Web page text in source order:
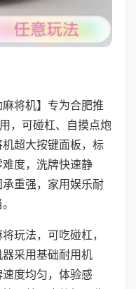
麻将机】专为合肥推
，可碰杠、自摸点炮
超大按键面板，标
度，洗牌快速静
重强，家用娱乐耐
玩法，可吃碰杠，
采用基础耐用机
度均匀，体验感